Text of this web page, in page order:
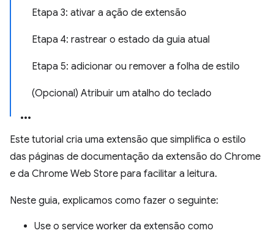
Etapa 3: ativar a ação de extensão
Etapa 4: rastrear o estado da guia atual
Etapa 5: adicionar ou remover a folha de estilo
(Opcional) Atribuir um atalho do teclado
Este tutorial cria uma extensão que simplifica o estilo
das páginas de documentação da extensão do Chrome
e da Chrome Web Store para facilitar a leitura.
Neste guia, explicamos como fazer o seguinte:
Use o service worker da extensão como